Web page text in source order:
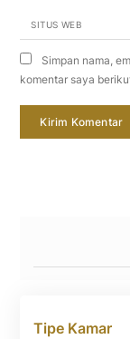
SITUS WEB
Simpan nama,
komentar saya
Tipe Kamar